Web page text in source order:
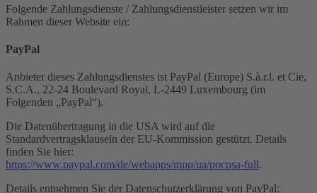
Folgende Zahlungsdienste / Zahlungsdienstleister setzen wir im
Rahmen dieser Website ein:
PayPal
Anbieter dieses Zahlungsdienstes ist PayPal (Europe) S.à.r.l. et Cie,
S.C.A., 22-24 Boulevard Royal, L-2449 Luxembourg (im
Folgenden „PayPal“).
Die Datenübertragung in die USA wird auf die
Standardvertragsklauseln der EU-Kommission gestützt. Details
finden Sie hier:
https://www.paypal.com/de/webapps/mpp/ua/pocpsa-full.
Details entnehmen Sie der Datenschutzerklärung von PayPal: